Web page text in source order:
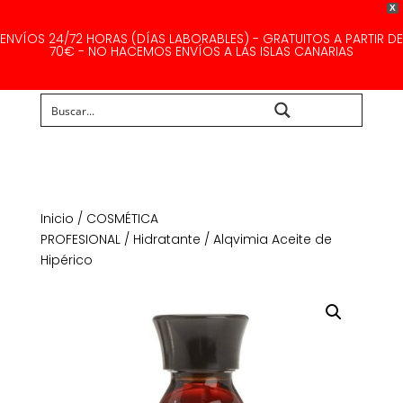
X
ENVÍOS 24/72 HORAS (DÍAS LABORABLES) - GRATUITOS A PARTIR DE
70€ - NO HACEMOS ENVÍOS A LAS ISLAS CANARIAS
Inicio / COSMÉTICA
PROFESIONAL/ Hidratante / Alqvimia Aceite de
Hipérico